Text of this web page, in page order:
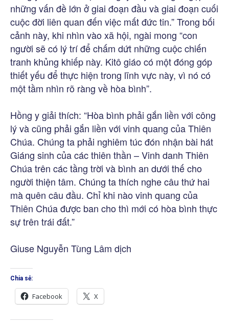
những vấn đề lớn ở giai đoạn đầu và giai đoạn cuối
cuộc đời liên quan đến việc mất đức tin.” Trong bối
cảnh này, khi nhìn vào xã hội, ngài mong “con
người sẽ có lý trí để chấm dứt những cuộc chiến
tranh khủng khiếp này. Kitô giáo có một đóng góp
thiết yếu để thực hiện trong lĩnh vực này, vì nó có
một tầm nhìn rõ ràng về hòa bình”.
Hồng y giải thích: “Hòa bình phải gắn liền với công
lý và cũng phải gắn liền với vinh quang của Thiên
Chúa. Chúng ta phải nghiêm túc đón nhận bài hát
Giáng sinh của các thiên thần – Vinh danh Thiên
Chúa trên các tầng trời và bình an dưới thế cho
người thiện tâm. Chúng ta thích nghe câu thứ hai
mà quên câu đầu. Chỉ khi nào vinh quang của
Thiên Chúa được ban cho thì mới có hòa bình thực
sự trên trái đất.”
Giuse Nguyễn Tùng Lâm dịch
Chia sẻ:
Facebook X